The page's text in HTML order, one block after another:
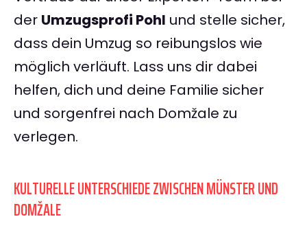
der Umzugsprofi Pohl und stelle sicher,
dass dein Umzug so reibungslos wie
möglich verläuft. Lass uns dir dabei
helfen, dich und deine Familie sicher
und sorgenfrei nach Domžale zu
verlegen.
KULTURELLE UNTERSCHIEDE ZWISCHEN MÜNSTER UND
DOMŽALE